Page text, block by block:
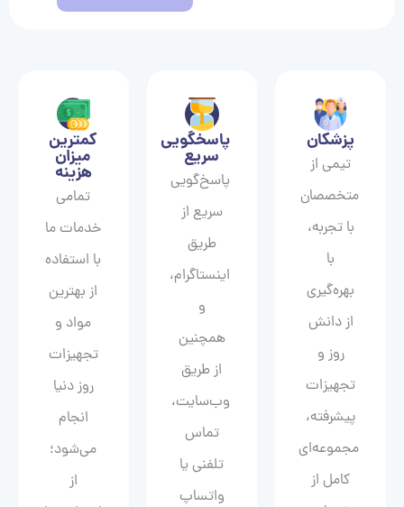
پزشکان
تیمی از
متخصصان
با تجربه،
با
بهره‌گیری
از دانش
روز و
تجهیزات
پیشرفته،
مجموعه‌ای
کامل از
پاسخگویی
سریع
پاسخ‌گویی
سریع از
طریق
اینستاگرام،
و
همچنین
از طریق
وب‌سایت،
تماس
تلفنی یا
واتساپ
کمترین
میزان
هزینه
تمامی
خدمات ما
با استفاده
از بهترین
مواد و
تجهیزات
روز دنیا
انجام
می‌شود؛
از